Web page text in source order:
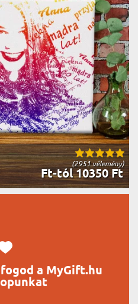
(2951 vélemény)
Ft-tól 10350 Ft
a MyGift.hu